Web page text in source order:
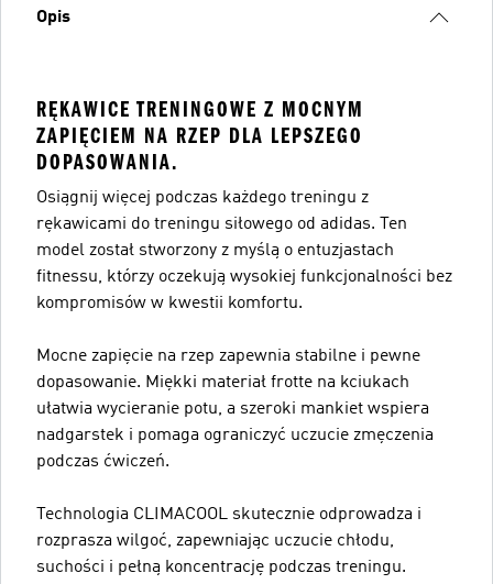
Opis
RĘKAWICE TRENINGOWE Z MOCNYM
ZAPIĘCIEM NA RZEP DLA LEPSZEGO
DOPASOWANIA.
Osiągnij więcej podczas każdego treningu z
rękawicami do treningu siłowego od adidas. Ten
model został stworzony z myślą o entuzjastach
fitnessu, którzy oczekują wysokiej funkcjonalności bez
kompromisów w kwestii komfortu.
Mocne zapięcie na rzep zapewnia stabilne i pewne
dopasowanie. Miękki materiał frotte na kciukach
ułatwia wycieranie potu, a szeroki mankiet wspiera
nadgarstek i pomaga ograniczyć uczucie zmęczenia
podczas ćwiczeń.
Technologia CLIMACOOL skutecznie odprowadza i
rozprasza wilgoć, zapewniając uczucie chłodu,
suchości i pełną koncentrację podczas treningu.